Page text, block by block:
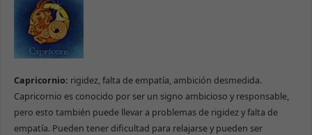
Capricornio: rigidez, falta de empatía, ambición desmedida.
Capricornio es conocido por ser un signo ambicioso y responsable,
pero esto también puede llevar a problemas de rigidez y falta de
empatía. Pueden tener dificultad para relajarse y pueden ser